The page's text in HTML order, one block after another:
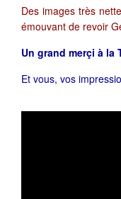
Des images très
émouvant de revoir
Un grand merçi à la
Et vous, vos